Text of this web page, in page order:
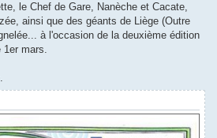
le Chef de Gare, Nanèche et Cacate,
ainsi que des géants de Liège (Outre
à l'occasion de la deuxième édition
1er mars.